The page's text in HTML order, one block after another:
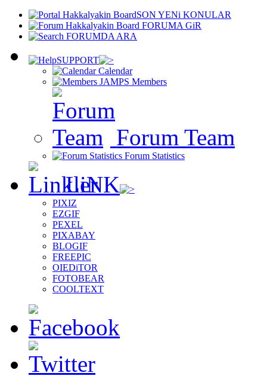
SON YENi KONULAR
FORUMA GiR
FORUMDA ARA
SUPPORT
Calendar
Members
Forum Team
Forum Statistics
LiNK
PIXIZ
EZGIF
PEXEL
PIXABAY
BLOGIF
FREEPIC
OIEDiTOR
FOTOBEAR
COOLTEXT